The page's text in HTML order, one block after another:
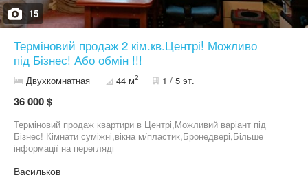
15
Терміновий продаж 2 кім.кв.Центрі! Можливо
під Бізнес! Або обмін !!!
Двухкомнатная 44 м2 1 / 5 эт.
36 000 $
Терміновий продаж квартири в Центрі,Можливий варіант під
Бізнес! Кімнати суміжні,вікна м/пластик,Бронедвері,Більше
інформації на перегляді
Васильков